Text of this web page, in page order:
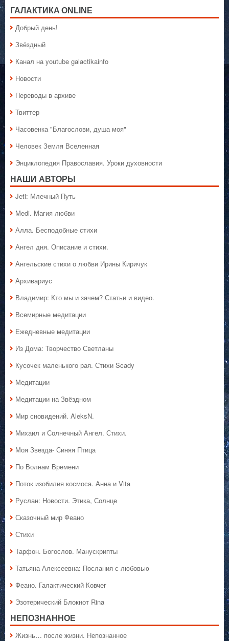
ГАЛАКТИКA ONLINE
Добрый день!
Звёздный
Канал на youtube galactikainfo
Новости
Переводы в архиве
Твиттер
Часовенка "Благослови, душа моя"
Человек Земля Вселенная
Энциклопедия Православия. Уроки духовности
НАШИ АВТОРЫ
Jeti: Млечный Путь
Medi. Магия любви
Алла. Бесподобные стихи
Ангел дня. Описание и стихи.
Ангельские стихи о любви Ирины Киричук
Архивариус
Владимир: Кто мы и зачем? Статьи и видео.
Всемирные медитации
Ежедневные медитации
Из Дома: Творчество Светланы
Кусочек маленького рая. Стихи Scady
Медитации
Медитации на Звёздном
Мир сновидений. AleksN.
Михаил и Солнечный Ангел. Стихи.
Моя Звезда- Синяя Птица
По Волнам Времени
Поток изобилия космоса. Анна и Vita
Руслан: Новости. Этика, Солнце
Сказочный мир Феано
Стихи
Тарфон. Богослов. Манускрипты
Татьяна Алексеевна: Послания с любовью
Феано. Галактический Ковчег
Эзотерический Блокнот Rina
НЕПОЗНАННОЕ
Жизнь… после жизни. Непознанное